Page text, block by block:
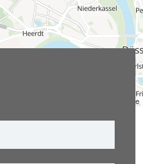
© OpenStreetMap-Mitwirkende